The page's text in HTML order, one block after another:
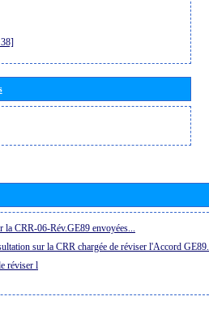
CRR-06-Rév.GE89 envoyées...
sur la CRR chargée de réviser l'Accord GE89...
réviser l